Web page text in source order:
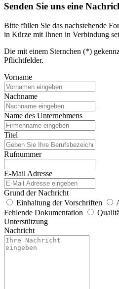
Senden Sie uns eine
Bitte füllen Sie das nachstehende
in Kürze mit Ihnen in Verbindung
Die mit einem Sternchen (*)
Pflichtfelder.
Vorname
Nachname
Name des Unternehmens
Titel
Rufnummer
E-Mail Adresse
Grund der Nachricht
Einhaltung der Vorschriften
Fehlende Dokumentation
Unterstützung
Nachricht